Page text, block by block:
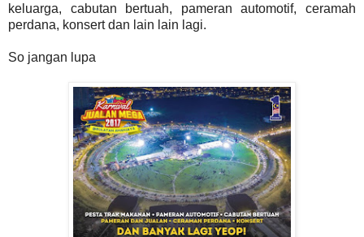
keluarga, cabutan bertuah, pameran automotif, ceramah
perdana, konsert dan lain lain lagi.
So jangan lupa